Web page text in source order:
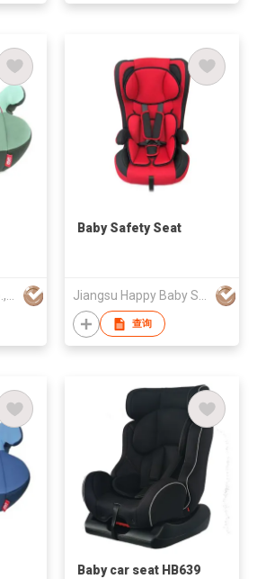
YKO Child Product Co., Ltd.
Baby Safety Seat
Jiangsu Happy Baby Safety Seat Co., Ltd.
查询
Baby car seat HB639